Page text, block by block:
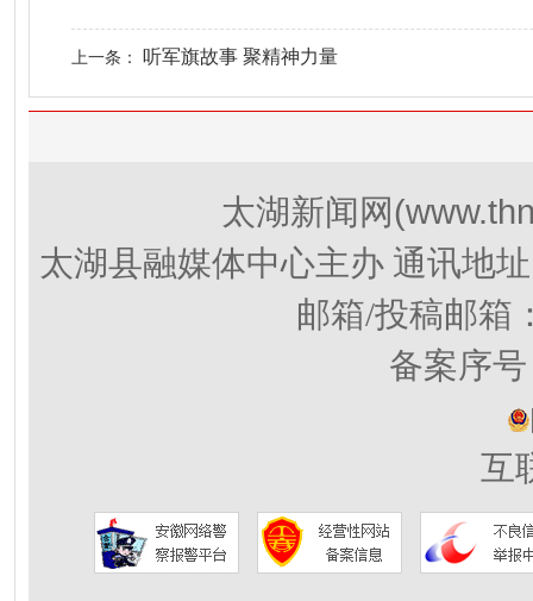
上一条： 听军旗故事 聚精神力量
太湖新闻网
太湖县融媒体中心主办 通讯地
邮箱/投稿邮箱
备案序
互